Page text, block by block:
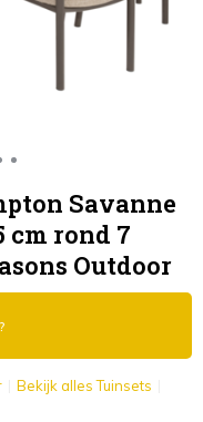
Savanne
cm rond 7
Outdoor
Bekijk alles Tuinsets